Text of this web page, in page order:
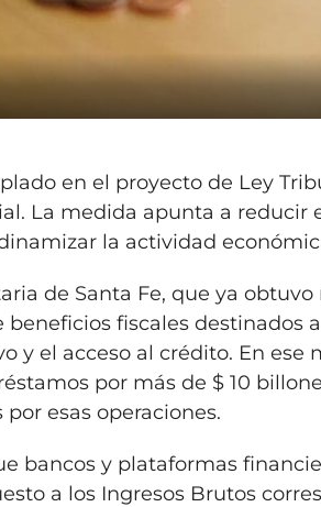
en el proyecto de Ley
La medida apunta a reducir
la actividad
de Santa Fe, que ya
fiscales destinados
y el acceso al crédito. En ese
por más de $ 10
esas operaciones.
bancos y plataformas
a los Ingresos Brutos